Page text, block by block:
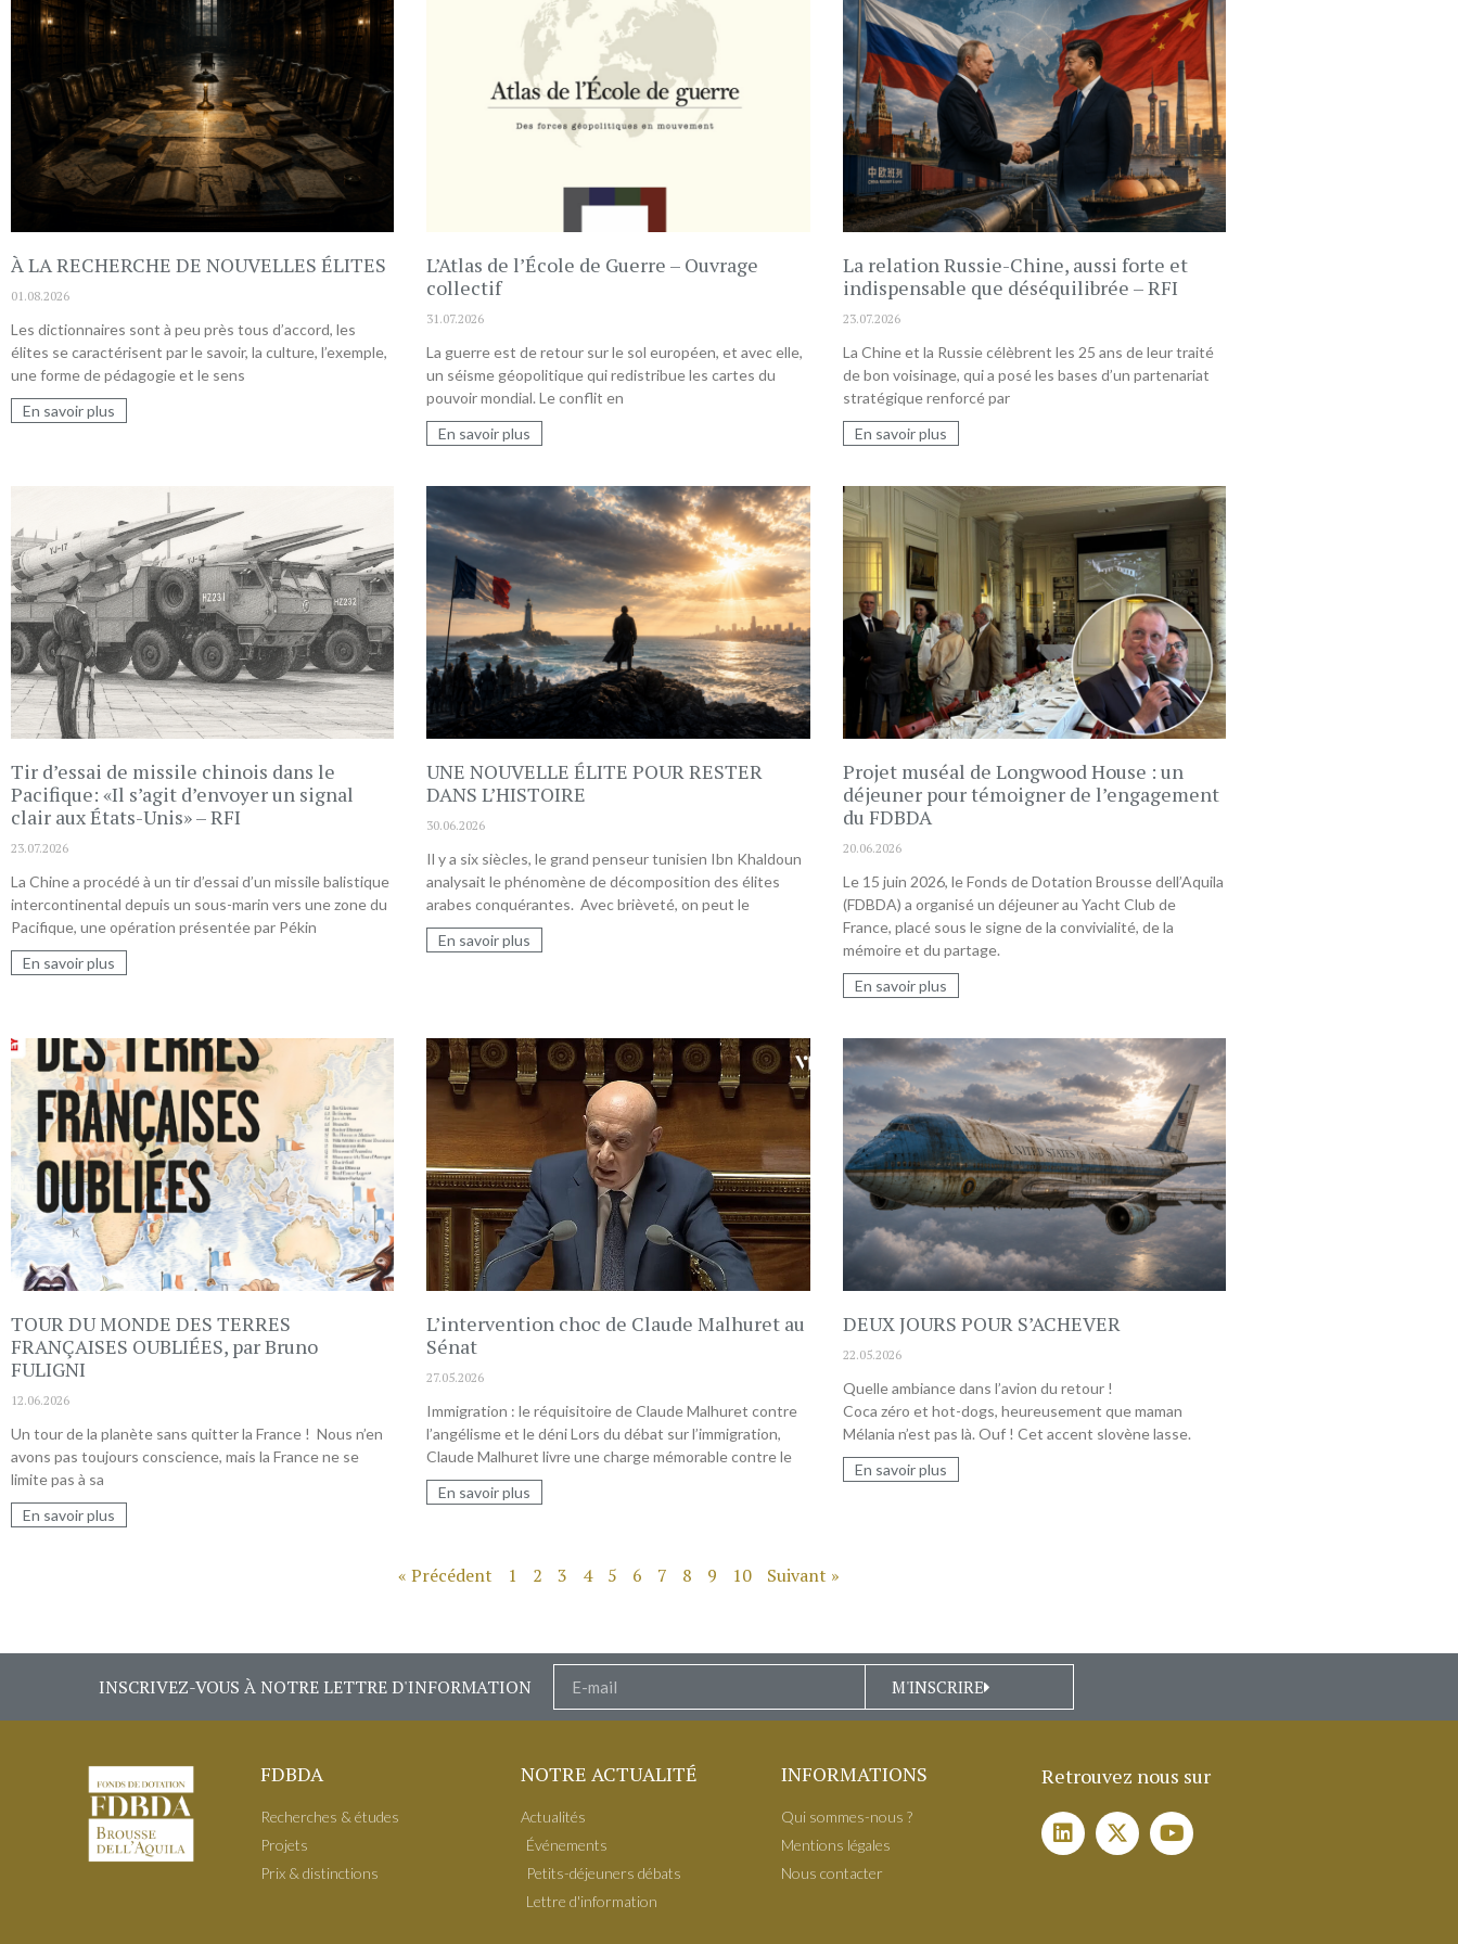
À LA RECHERCHE DE NOUVELLES ÉLITES
01.08.2026
Les dictionnaires sont à peu près tous d’accord, les
élites se caractérisent par le savoir, la culture, l’exemple,
une forme de pédagogie et le sens
En savoir plus
L’Atlas de l’École de Guerre – Ouvrage
collectif
31.07.2026
La guerre est de retour sur le sol européen, et avec elle,
un séisme géopolitique qui redistribue les cartes du
pouvoir mondial. Le conflit en
En savoir plus
La relation Russie-Chine, aussi forte et
indispensable que déséquilibrée – RFI
23.07.2026
La Chine et la Russie célèbrent les 25 ans de leur traité
de bon voisinage, qui a posé les bases d’un partenariat
stratégique renforcé par
En savoir plus
Tir d’essai de missile chinois dans le
Pacifique: «Il s’agit d’envoyer un signal
clair aux États-Unis» – RFI
23.07.2026
La Chine a procédé à un tir d’essai d’un missile balistique
intercontinental depuis un sous-marin vers une zone du
Pacifique, une opération présentée par Pékin
En savoir plus
UNE NOUVELLE ÉLITE POUR RESTER
DANS L’HISTOIRE
30.06.2026
Il y a six siècles, le grand penseur tunisien Ibn Khaldoun
analysait le phénomène de décomposition des élites
arabes conquérantes. Avec brièveté, on peut le
En savoir plus
Projet muséal de Longwood House : un
déjeuner pour témoigner de l’engagement
du FDBDA
20.06.2026
Le 15 juin 2026, le Fonds de Dotation Brousse dell’Aquila
(FDBDA) a organisé un déjeuner au Yacht Club de
France, placé sous le signe de la convivialité, de la
mémoire et du partage.
En savoir plus
TOUR DU MONDE DES TERRES
FRANÇAISES OUBLIÉES, par Bruno
FULIGNI
12.06.2026
Un tour de la planète sans quitter la France ! Nous n’en
avons pas toujours conscience, mais la France ne se
limite pas à sa
En savoir plus
L’intervention choc de Claude Malhuret au
Sénat
27.05.2026
Immigration : le réquisitoire de Claude Malhuret contre
l’angélisme et le déni Lors du débat sur l’immigration,
Claude Malhuret livre une charge mémorable contre le
En savoir plus
DEUX JOURS POUR S’ACHEVER
22.05.2026
Quelle ambiance dans l’avion du retour !
Coca zéro et hot-dogs, heureusement que maman
Mélania n’est pas là. Ouf ! Cet accent slovène lasse.
En savoir plus
« Précédent 1 2 3 4 5 6 7 8 9 10 Suivant »
INSCRIVEZ-VOUS À NOTRE LETTRE D'INFORMATION M'INSCRIRE
FDBDA
Recherches & études
Projets
Prix & distinctions
NOTRE ACTUALITÉ
Actualités
É​vénements
Petits-déjeuners débats
Lettre d'information
INFORMATIONS
Qui sommes-nous ?
Mentions légales
Nous contacter
Retrouvez nous sur